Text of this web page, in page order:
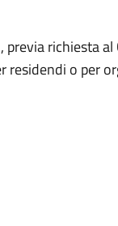
richiesta
o per